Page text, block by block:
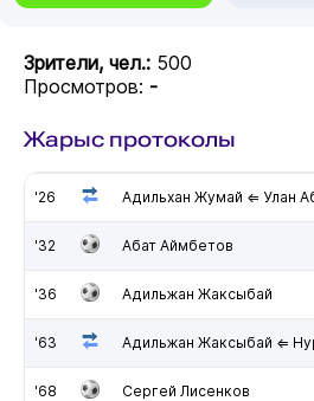
Зрители, чел.: 500
Просмотров: -
Жарыс протоколы
'26 Адильхан Жумай ⇐ Улан
'32 Абат Аймбетов
'36 Адильжан Жаксыбай
'63 Адильжан Жаксыбай ⇐
'68 Сергей Лисенков